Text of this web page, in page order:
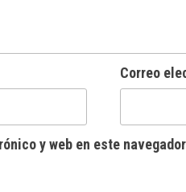
Correo
y web en este